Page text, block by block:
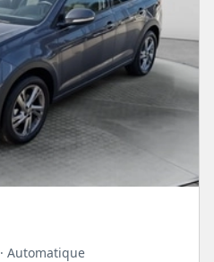
· Automatique